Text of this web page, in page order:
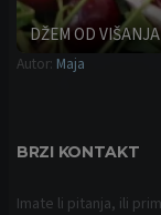
DŽEM OD
Autor: Maja
BRZI KONTAKT
Imate li pitanja, ili